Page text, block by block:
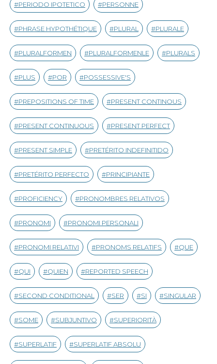
PERIODO IPOTETICO PERSONNE
PHRASE HYPOTHÉTIQUE PLURAL PLURALE
PLURALFORMEN PLURALFORMENLE PLURALS
PLUS POR POSSESSIVE'S
PREPOSITIONS OF TIME PRESENT CONTINOUS
PRESENT CONTINUOUS PRESENT PERFECT
PRESENT SIMPLE PRETÉRITO INDEFINITIDO
PRETÉRITO PERFECTO PRINCIPIANTE
PROFICIENCY PRONOMBRES RELATIVOS
PRONOMI PRONOMI PERSONALI
PRONOMI RELATIVI PRONOMS RELATIFS QUE
QUI QUIEN REPORTED SPEECH
SECOND CONDITIONAL SER SI SINGULAR
SOME SUBJUNTIVO SUPERIORITÀ
SUPERLATIF SUPERLATIF ABSOLU